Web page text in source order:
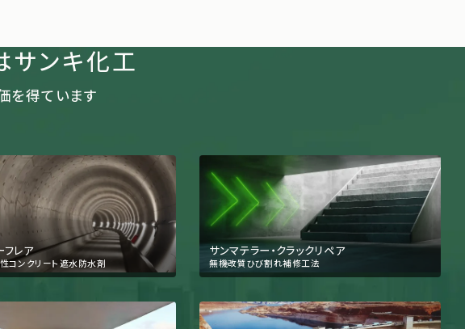
サンキ化工
を得ています
フレア
コンクリート遮水防水剤
サンマテラー・クラックリペア
無機改質ひび割れ補修工法